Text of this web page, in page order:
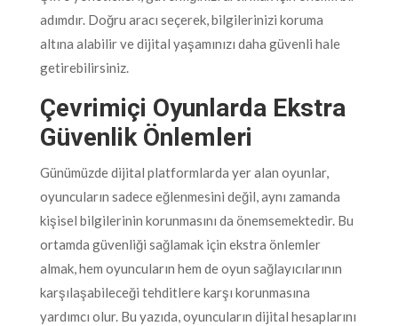
adımdır. Doğru aracı seçerek, bilgilerinizi koruma
altına alabilir ve dijital yaşamınızı daha güvenli hale
getirebilirsiniz.
Çevrimiçi Oyunlarda Ekstra
Güvenlik Önlemleri
Günümüzde dijital platformlarda yer alan oyunlar,
oyuncuların sadece eğlenmesini değil, aynı zamanda
kişisel bilgilerinin korunmasını da önemsemektedir. Bu
ortamda güvenliği sağlamak için ekstra önlemler
almak, hem oyuncuların hem de oyun sağlayıcılarının
karşılaşabileceği tehditlere karşı korunmasına
yardımcı olur. Bu yazıda, oyuncuların dijital hesaplarını